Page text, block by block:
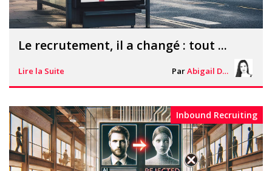
Le recrutement, il a changé : tout ...
Lire la Suite Par Abigail Davies
Inbound Recruiting